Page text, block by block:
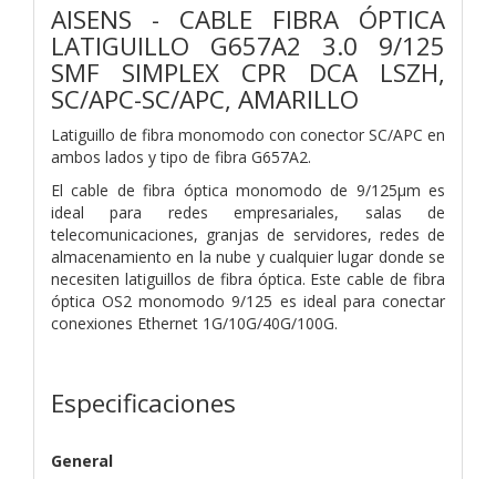
AISENS - CABLE FIBRA ÓPTICA
LATIGUILLO G657A2 3.0 9/125
SMF SIMPLEX CPR DCA LSZH,
SC/APC-SC/APC, AMARILLO
Latiguillo de fibra monomodo con conector SC/APC en
ambos lados y tipo de fibra G657A2.
El cable de fibra óptica monomodo de 9/125µm es
ideal para redes empresariales, salas de
telecomunicaciones, granjas de servidores, redes de
almacenamiento en la nube y cualquier lugar donde se
necesiten latiguillos de fibra óptica. Este cable de fibra
óptica OS2 monomodo 9/125 es ideal para conectar
conexiones Ethernet 1G/10G/40G/100G.
Especificaciones
General